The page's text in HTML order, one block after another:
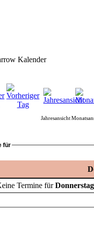
Kalender
Jahresansicht
für
Termine für